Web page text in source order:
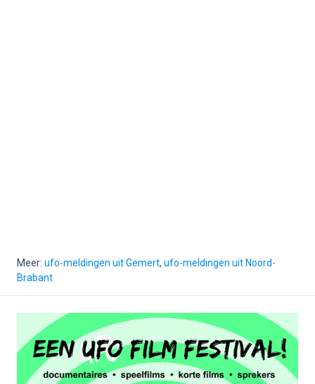
Meer: ufo-meldingen uit Gemert, ufo-meldingen uit Noord-
Brabant